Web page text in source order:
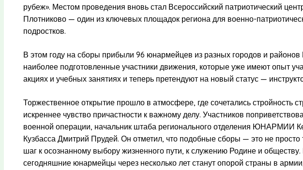
рубеж». Местом проведения вновь стал Всероссийский патриотический
Плотниково — один из ключевых площадок региона для военно-
подростков.
В этом году на сборы прибыли 96 юнармейцев из разных городов и районов
наиболее подготовленные участники движения, которые уже имеют опыт
акциях и учебных занятиях и теперь претендуют на новый статус —
Торжественное открытие прошло в атмосфере, где сочетались стройность
искреннее чувство причастности к важному делу. Участников
военной операции, начальник штаба регионального отделения ЮНАРМИИ
Кузбасса Дмитрий Прудей. Он отметил, что подобные сборы — это не просто
шаг к осознанному выбору жизненного пути, к служению Родине и
сегодняшние юнармейцы через несколько лет станут опорой страны в